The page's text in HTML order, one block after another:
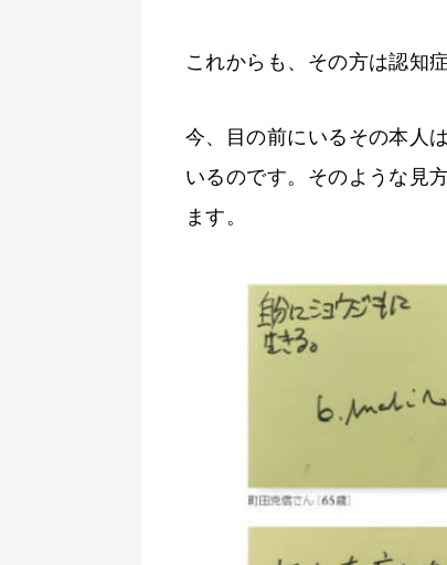
これからも、その方は認知
今、目の前にいるその本人
いるのです。そのような見
ます。